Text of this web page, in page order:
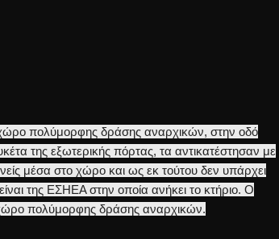
πολύμορφης δράσης αναρχικών, στην οδό
της εξωτερικής πόρτας, τα αντικατέστησαν με
μέσα στο χώρο και ως εκ τούτου δεν υπάρχει
της ΕΣΗΕΑ στην οποία ανήκει το κτήριο. Ο
χώρο πολύμορφης δράσης αναρχικών.